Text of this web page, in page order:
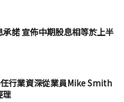
諾 宣佈中期股息相等於上半
行業資深從業員Mike Smith
理